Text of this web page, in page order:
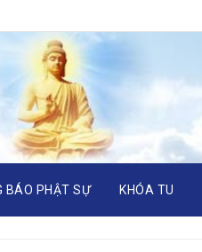
BÁO PHẬT SỰ KHÓA TU